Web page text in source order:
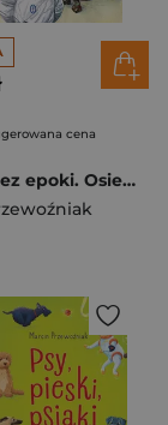
cena
Skoki przez epoki. Osiem podróży w przeszłość